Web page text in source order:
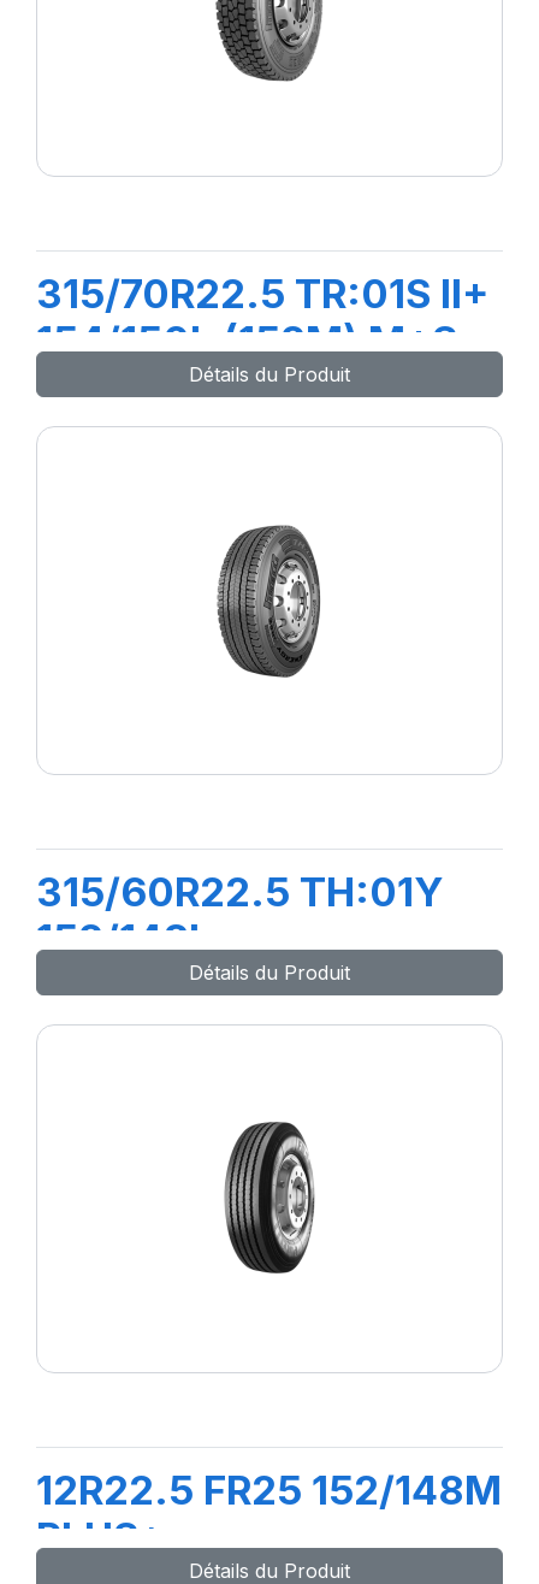
315/70R22.5 TR:01S II+
154/150L (152M) M+S
Détails du Produit
315/60R22.5 TH:01Y
152/148L
Détails du Produit
12R22.5 FR25 152/148M
PLUS*
Détails du Produit